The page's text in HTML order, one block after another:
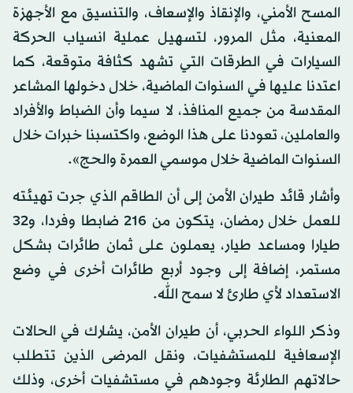
المسح الأمني، والإنقاذ والإسعاف، والتنسيق مع الأجهزة
المعنية، مثل المرور، لتسهيل عملية انسياب الحركة
السيارات في الطرقات التي تشهد كثافة متوقعة، كما
اعتدنا عليها في السنوات الماضية، خلال دخولها المشاعر
المقدسة من جميع المنافذ، لا سيما وأن الضباط والأفراد
والعاملين، تعودنا على هذا الوضع، واكتسبنا خبرات خلال
السنوات الماضية خلال موسمي العمرة والحج».
وأشار قائد طيران الأمن إلى أن الطاقم الذي جرت تهيئته
للعمل خلال رمضان، يتكون من 216 ضابطا وفردا، و32
طيارا ومساعد طيار، يعملون على ثمان طائرات بشكل
مستمر، إضافة إلى وجود أربع طائرات أخرى في وضع
الاستعداد لأي طارئ لا سمح الله.
وذكر اللواء الحربي، أن طيران الأمن، يشارك في الحالات
الإسعافية للمستشفيات، ونقل المرضى الذين تتطلب
حالاتهم الطارئة وجودهم في مستشفيات أخرى، وذلك